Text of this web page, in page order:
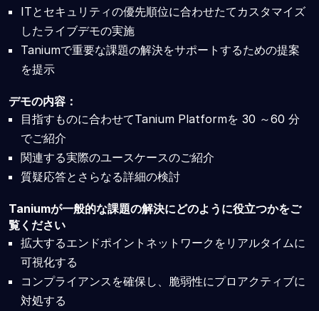
ITとセキュリティの優先順位に合わせたてカスタマイズ
したライブデモの実施
Taniumで重要な課題の解決をサポートするための提案
を提示
デモの内容：
目指すものに合わせてTanium Platformを 30 ～60 分
でご紹介
関連する実際のユースケースのご紹介
質疑応答とさらなる詳細の検討
Taniumが一般的な課題の解決にどのように役立つかをご
覧ください
拡大するエンドポイントネットワークをリアルタイムに
可視化する
コンプライアンスを確保し、脆弱性にプロアクティブに
対処する